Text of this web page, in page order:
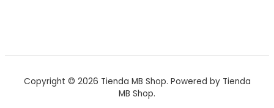
Copyright © 2026 Tienda MB Shop. Powered by Tienda
MB Shop.